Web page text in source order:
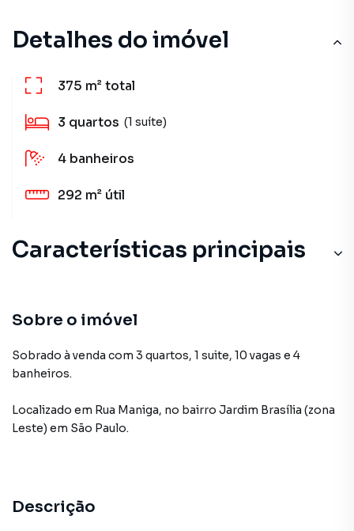
Detalhes do imóvel
375 m²total
3 quartos (1 suíte)
4 banheiros
292 m² útil
Características principais
Sobre o imóvel
Sobrado à venda com 3 quartos, 1 suite, 10 vagas e 4
banheiros.
Localizado em Rua Maniga, no bairro Jardim Brasília (zona
Leste) em São Paulo.
Descrição